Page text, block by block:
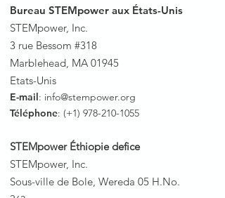
Bureau STEMpower aux États-Unis
STEMpower, Inc.
3 rue Bessom #318
Marblehead, MA 01945
Etats-Unis
E-mail: info@stempower.org
Téléphone: (+1) 978-210-1055
STEMpower Éthiopie defice
STEMpower, Inc.
Sous-ville de Bole, Wereda 05 H.No.